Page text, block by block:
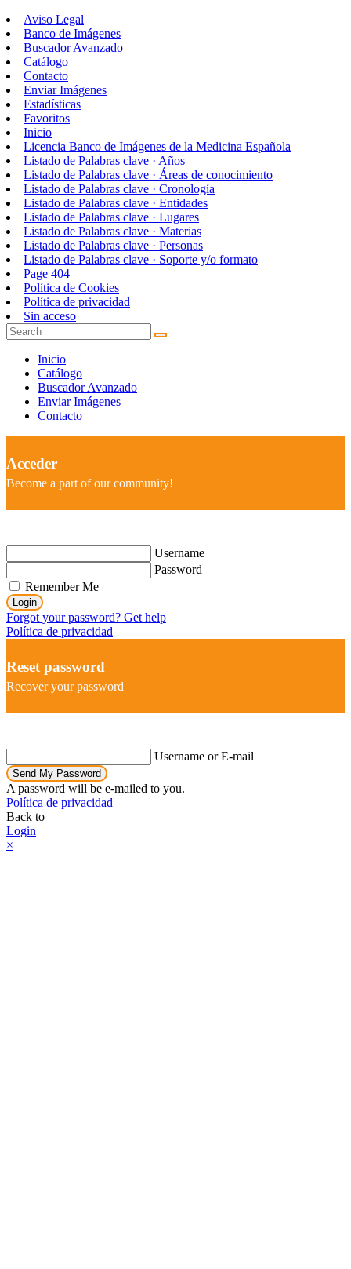
Aviso Legal
Banco de Imágenes
Buscador Avanzado
Catálogo
Contacto
Enviar Imágenes
Estadísticas
Favoritos
Inicio
Licencia Banco de Imágenes de la Medicina Española
Listado de Palabras clave · Años
Listado de Palabras clave · Áreas de conocimiento
Listado de Palabras clave · Cronología
Listado de Palabras clave · Entidades
Listado de Palabras clave · Lugares
Listado de Palabras clave · Materias
Listado de Palabras clave · Personas
Listado de Palabras clave · Soporte y/o formato
Page 404
Política de Cookies
Política de privacidad
Sin acceso
Inicio
Catálogo
Buscador Avanzado
Enviar Imágenes
Contacto
Acceder
Become a part of our community!
Username
Password
Remember Me
Login
Forgot your password? Get help
Política de privacidad
Reset password
Recover your password
Username or E-mail
Send My Password
A password will be e-mailed to you.
Política de privacidad
Back to
Login
×